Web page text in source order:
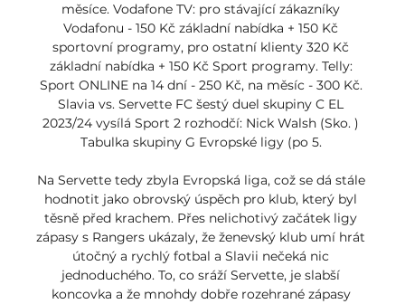
měsíce. Vodafone TV: pro stávající zákazníky
Vodafonu - 150 Kč základní nabídka + 150 Kč
sportovní programy, pro ostatní klienty 320 Kč
základní nabídka + 150 Kč Sport programy. Telly:
Sport ONLINE na 14 dní - 250 Kč, na měsíc - 300 Kč.
Slavia vs. Servette FC šestý duel skupiny C EL
2023/24 vysílá Sport 2 rozhodčí: Nick Walsh (Sko. )
Tabulka skupiny G Evropské ligy (po 5.
Na Servette tedy zbyla Evropská liga, což se dá stále
hodnotit jako obrovský úspěch pro klub, který byl
těsně před krachem. Přes nelichotivý začátek ligy
zápasy s Rangers ukázaly, že ženevský klub umí hrát
útočný a rychlý fotbal a Slavii nečeká nic
jednoduchého. To, co sráží Servette, je slabší
koncovka a že mnohdy dobře rozehrané zápasy